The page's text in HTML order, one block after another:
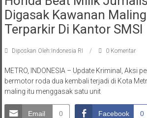
Digasak Kawanan
Terparkir Di Kantor SMSI
Diposkan Oleh:Indonesia RI 0 Komentar
METRO, INDONESIA – Update Kriminal, Aksi
bermotor roda dua kembali terjadi di Kota
maling itu menggasak satu unit
Email 0 Facebook 0